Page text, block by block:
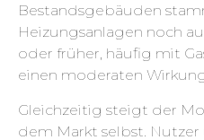
Bestandsgebäuden
Heizungsanlagen noch
oder früher, häufig mit
einen moderaten
Gleichzeitig steigt der
dem Markt selbst.